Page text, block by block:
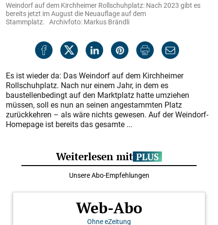
Weindorf auf dem Kirchheimer Rollschuhplatz: Nach 2023 gibt es
bereits jetzt im August die Neuauflage auf dem
Stammplatz. Archivfoto: Markus Brändli
Es ist wieder da: Das Weindorf auf dem Kirchheimer
Rollschuhplatz. Nach nur einem Jahr, in dem es
baustellenbedingt auf den Marktplatz hatte umziehen
müssen, soll es nun an seinen angestammten Platz
zurückkehren – als wäre nichts gewesen. Auf der Weindorf-
Homepage ist bereits das gesamte ...